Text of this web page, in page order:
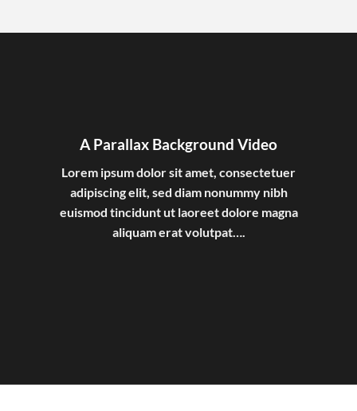
A Parallax Background Video
Lorem ipsum dolor sit amet, consectetuer
adipiscing elit, sed diam nonummy nibh
euismod tincidunt ut laoreet dolore magna
aliquam erat volutpat….